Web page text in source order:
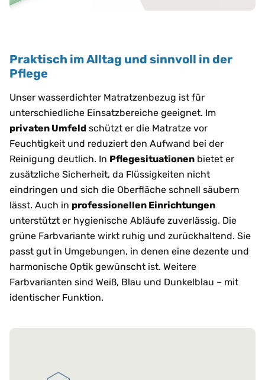
Praktisch im Alltag und sinnvoll in der
Pflege
Unser wasserdichter Matratzenbezug ist für
unterschiedliche Einsatzbereiche geeignet. Im
privaten Umfeld schützt er die Matratze vor
Feuchtigkeit und reduziert den Aufwand bei der
Reinigung deutlich. In Pflegesituationen bietet er
zusätzliche Sicherheit, da Flüssigkeiten nicht
eindringen und sich die Oberfläche schnell säubern
lässt. Auch in professionellen Einrichtungen
unterstützt er hygienische Abläufe zuverlässig. Die
grüne Farbvariante wirkt ruhig und zurückhaltend. Sie
passt gut in Umgebungen, in denen eine dezente und
harmonische Optik gewünscht ist. Weitere
Farbvarianten sind Weiß, Blau und Dunkelblau – mit
identischer Funktion.